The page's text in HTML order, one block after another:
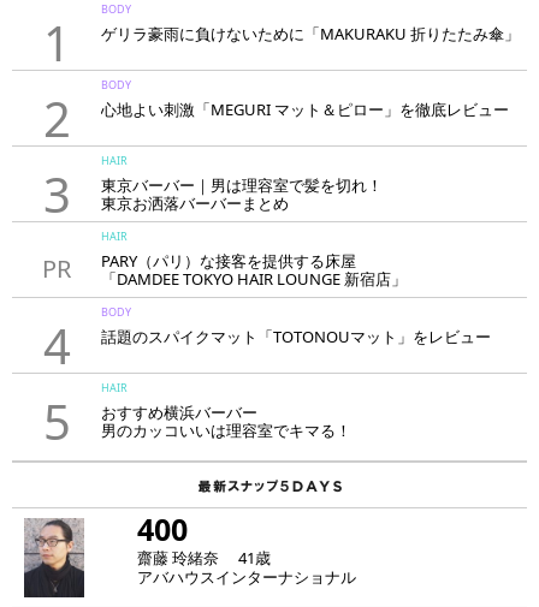
1
BODY
ゲリラ豪雨に負けないために「MAKURAKU 折りたたみ傘」
2
BODY
心地よい刺激「MEGURI マット＆ピロー」を徹底レビュー
3
HAIR
東京バーバー｜男は理容室で髪を切れ！
東京お洒落バーバーまとめ
PR
HAIR
PARY（パリ）な接客を提供する床屋
「DAMDEE TOKYO HAIR LOUNGE 新宿店」
4
BODY
話題のスパイクマット「TOTONOUマット」をレビュー
5
HAIR
おすすめ横浜バーバー
男のカッコいいは理容室でキマる！
400
齋藤 玲緒奈 41歳
アバハウスインターナショナル